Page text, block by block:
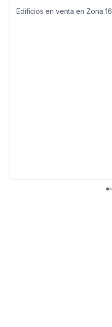
Edificios en venta en Zona 16